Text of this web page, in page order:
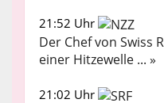
21:52 Uhr
Der Chef von Swiss
einer Hitzewelle ... »
21:02 Uhr